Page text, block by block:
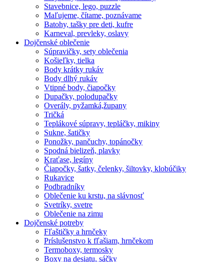
Stavebnice, lego, puzzle
Maľujeme, čítame, poznávame
Batohy, tašky pre deti, kufre
Karneval, prevleky, oslavy
Dojčenské oblečenie
Súpravičky, sety oblečenia
Košieľky, tielka
Body krátky rukáv
Body dlhý rukáv
Vtipné body, čiapočky
Dupačky, polodupačky
Overály, pyžamká,župany
Tričká
Teplákové súpravy, tepláčky, mikiny
Sukne, šatičky
Ponožky, pančuchy, topánočky
Spodná bielizeň, plavky
Kraťase, legíny
Čiapočky, šatky, čelenky, šiltovky, klobúčiky
Rukavice
Podbradníky
Oblečenie ku krstu, na slávnosť
Svetríky, svetre
Oblečenie na zimu
Dojčenské potreby
Fľaštičky a hrnčeky
Príslušenstvo k fľašiam, hrnčekom
Termoboxy, termosky
Boxy na desiatu, sáčky